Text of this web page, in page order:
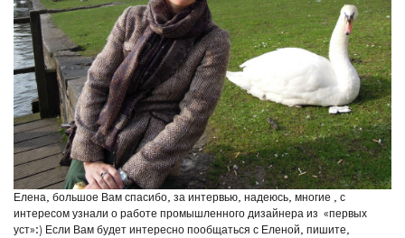
Елена, большое Вам спасибо, за интервью, надеюсь, многие , с
интересом узнали о работе промышленного дизайнера из «первых
уст»:) Если Вам будет интересно пообщаться с Еленой, пишите,